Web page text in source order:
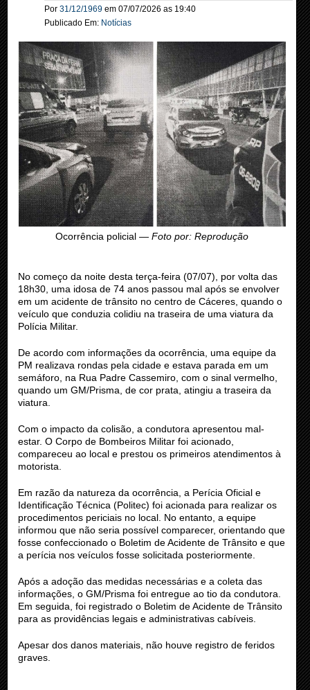
Por 31/12/1969 em 07/07/2026 as 19:40
Publicado Em: Notícias
Ocorrência policial —Foto por: Reprodução
No começo da noite desta terça-feira (07/07), por volta das
18h30, uma idosa de 74 anos passou mal após se envolver
em um acidente de trânsito no centro de Cáceres, quando o
veículo que conduzia colidiu na traseira de uma viatura da
Polícia Militar.
De acordo com informações da ocorrência, uma equipe da
PM realizava rondas pela cidade e estava parada em um
semáforo, na Rua Padre Cassemiro, com o sinal vermelho,
quando um GM/Prisma, de cor prata, atingiu a traseira da
viatura.
Com o impacto da colisão, a condutora apresentou mal-
estar. O Corpo de Bombeiros Militar foi acionado,
compareceu ao local e prestou os primeiros atendimentos à
motorista.
Em razão da natureza da ocorrência, a Perícia Oficial e
Identificação Técnica (Politec) foi acionada para realizar os
procedimentos periciais no local. No entanto, a equipe
informou que não seria possível comparecer, orientando que
fosse confeccionado o Boletim de Acidente de Trânsito e que
a perícia nos veículos fosse solicitada posteriormente.
Após a adoção das medidas necessárias e a coleta das
informações, o GM/Prisma foi entregue ao tio da condutora.
Em seguida, foi registrado o Boletim de Acidente de Trânsito
para as providências legais e administrativas cabíveis.
Apesar dos danos materiais, não houve registro de feridos
graves.